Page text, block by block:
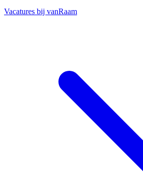
Vacatures bij vanRaam